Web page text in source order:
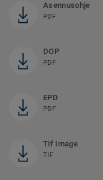
Asennusohje
PDF
DOP
PDF
EPD
PDF
Tif Image
TIF